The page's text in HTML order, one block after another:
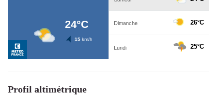
Profil altimétrique